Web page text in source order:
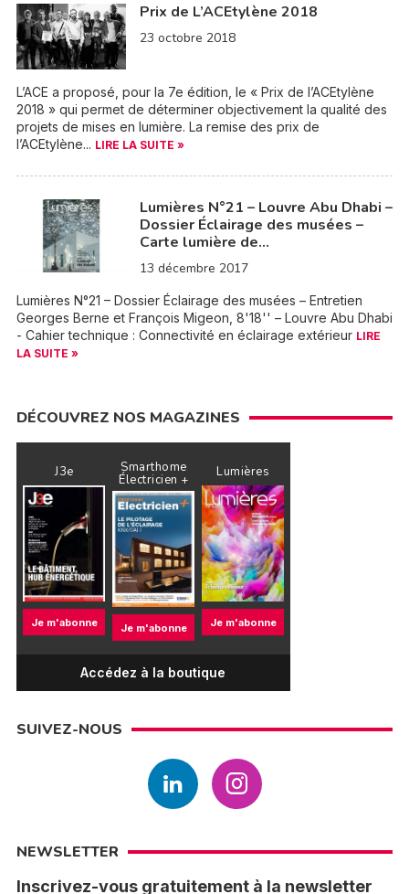
Prix de L’ACEtylène 2018
23 octobre 2018
L’ACE a proposé, pour la 7e édition, le « Prix de l’ACEtylène
2018 » qui permet de déterminer objectivement la qualité des
projets de mises en lumière. La remise des prix de
l’ACEtylène... LIRE LA SUITE »
Lumières N°21 – Louvre Abu Dhabi –
Dossier Éclairage des musées –
Carte lumière de…
13 décembre 2017
Lumières N°21 – Dossier Éclairage des musées – Entretien
Georges Berne et François Migeon, 8'18'' – Louvre Abu Dhabi
- Cahier technique : Connectivité en éclairage extérieur LIRE
LA SUITE »
DÉCOUVREZ NOS MAGAZINES
J3e
Je m'abonne
Smarthome
Électricien +
Je m'abonne
Lumières
Je m'abonne
Accédez à la boutique
SUIVEZ-NOUS
NEWSLETTER
Inscrivez-vous gratuitement à la newsletter